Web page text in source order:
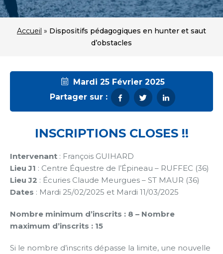
Accueil » Dispositifs pédagogiques en hunter et saut
d’obstacles
Mardi 25 Février 2025
Partager sur :
INSCRIPTIONS CLOSES !!
Intervenant : François GUIHARD
Lieu J1 : Centre Équestre de l’Épineau – RUFFEC (36)
Lieu J2 : Écuries Claude Meurgues – ST MAUR (36)
Dates : Mardi 25/02/2025 et Mardi 11/03/2025
Nombre minimum d’inscrits : 8 – Nombre
maximum d’inscrits : 15
Si le nombre d’inscrits dépasse la limite, une nouvelle